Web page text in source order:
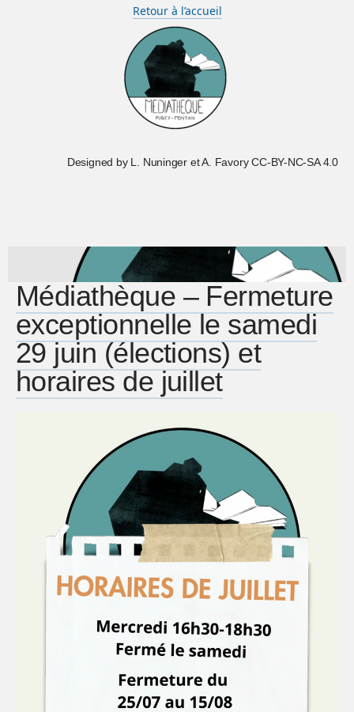
Retour à l’accueil
Designed by L. Nuninger et A. Favory CC-BY-NC-SA 4.0
Médiathèque – Fermeture
exceptionnelle le samedi
29 juin (élections) et
horaires de juillet